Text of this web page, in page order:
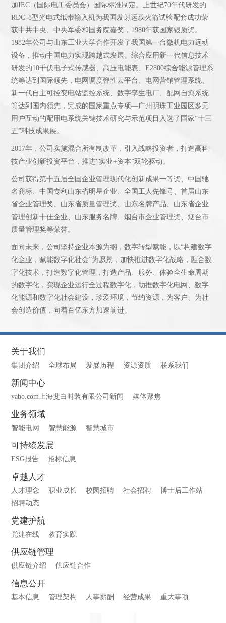
加IEC（国际电工委员会）国际标准制定。上世纪70年代研发的
RDG-8型光电式纸带输入机为我国发射运载火箭试验配套成功荣
获中共中央、中央军委和国务院嘉奖，1980年获国家银质奖。
1982年公司与山东工业大学合作开发了我国第一台微机电力远动
设备，推动中国电力实现跨越式发展。综合应用新一代信息技术
研发的10千伏电子式传感器、高压电能表、E2800综合能源管理系
统等达到国际领先，电网调度弹性云平台、电网营销管理系统、
新一代自主可控变电站监控系统、数字孪生电厂、配网自愈系统
等达到国内领先，完成的国家重点专项—广州明珠工业园区多元
用户互动的配用电系统关键技术研究与示范项目入选了国家“十三
五”科技成果展。
2017年，公司实施混合所有制改革，引入战略投资者，打造高科
技产业创新投资平台，推进“实业+资本”双轮驱动。
公司获得第十五届全国企业管理现代化创新成果一等奖、中国驰
名商标、中国专利山东省明星企业、全国工人先锋号、首届山东
省企业管理奖、山东省质量管理奖、山东名牌产品、山东省企业
管理创新十佳企业、山东服务名牌、烟台市企业管理奖、烟台市
质量管理奖等荣誉。
面向未来，公司坚持企业本源为纲，数字转型赋能，以“构建数字
化企业，赋能数字化社会”为愿景，加快推进数字化战略，融合数
字化技术，打造数字化管理，打造产品、服务、体验全生命周期
的数字化，实现企业运行全过程数字化，助推数字化电网、数字
化能源和数字化社会建设，珍爱环境，节约资源，为客户、为社
会创造价值，向着百亿东方加速前进。
关于我们
集团介绍 全球布局 发展历程 资源资质 联系我们
新闻中心
yabo.com上海斐白时装有限公司新闻 媒体聚焦
业务领域
智能电网 智慧能源 智慧城市
可持续发展
ESG报告 招标信息
卓越人才
人才理念 职业成长 校园招聘 社会招聘
博士后工作站
招聘动态
党建护航
党建在线 教育实践
供应链管理
供应链介绍 供应链合作
信息公开
基本信息 管理架构 人事薪酬 经营成果 重大事项